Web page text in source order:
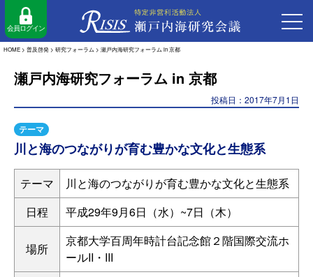
会員ログイン
HOME > 普及啓発 > 研究フォーラム > 瀬戸内海研究フォーラム in 京都
瀬戸内海研究フォーラム in 京都
投稿日：2017年7月1日
テーマ
川と海のつながりが育む豊かな文化と生態系
テーマ
川と海のつながりが育む豊かな文化と生態系
日程
平成29年9月6日（水）~7日（木）
場所
京都大学百周年時計台記念館２階国際交流ホ
ールII・III